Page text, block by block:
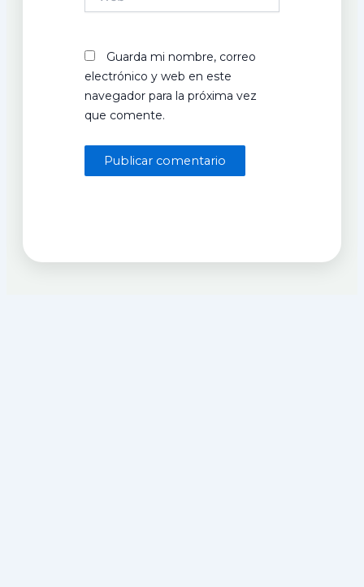
Guarda mi nombre, correo
electrónico y web en este
navegador para la próxima vez
que comente.